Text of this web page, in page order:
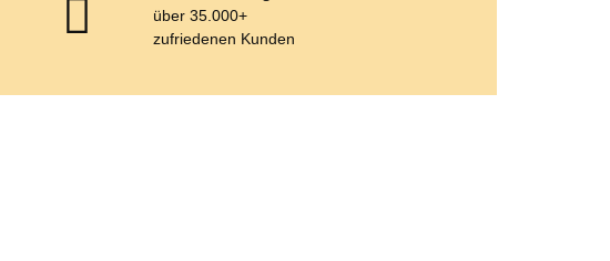
über 35.000+
zufriedenen Kunden